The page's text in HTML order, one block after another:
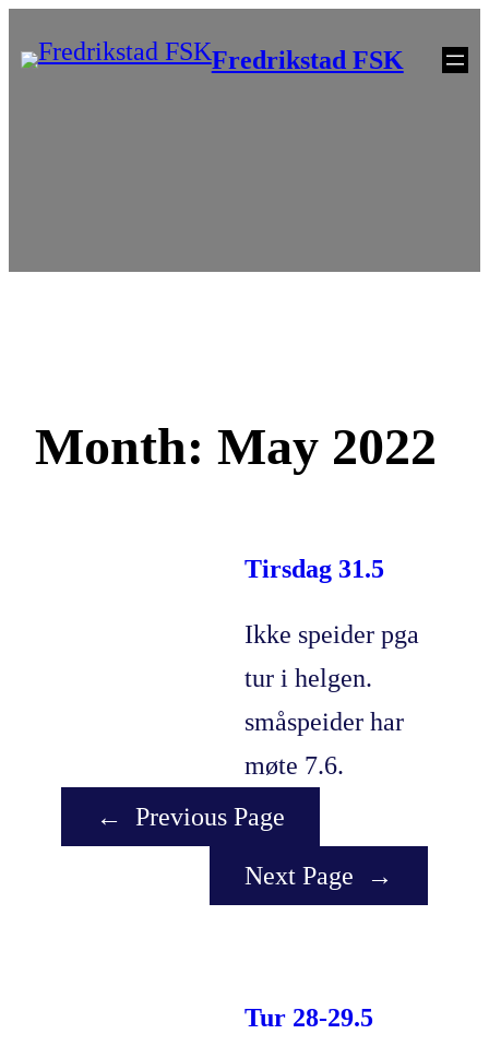
to
Fredrikstad FSK
Month: May 2022
Tirsdag 31.5
Ikke speider pga
tur i helgen.
småspeider har
møte 7.6.
←
Previous Page
Next Page →
Tur 28-29.5